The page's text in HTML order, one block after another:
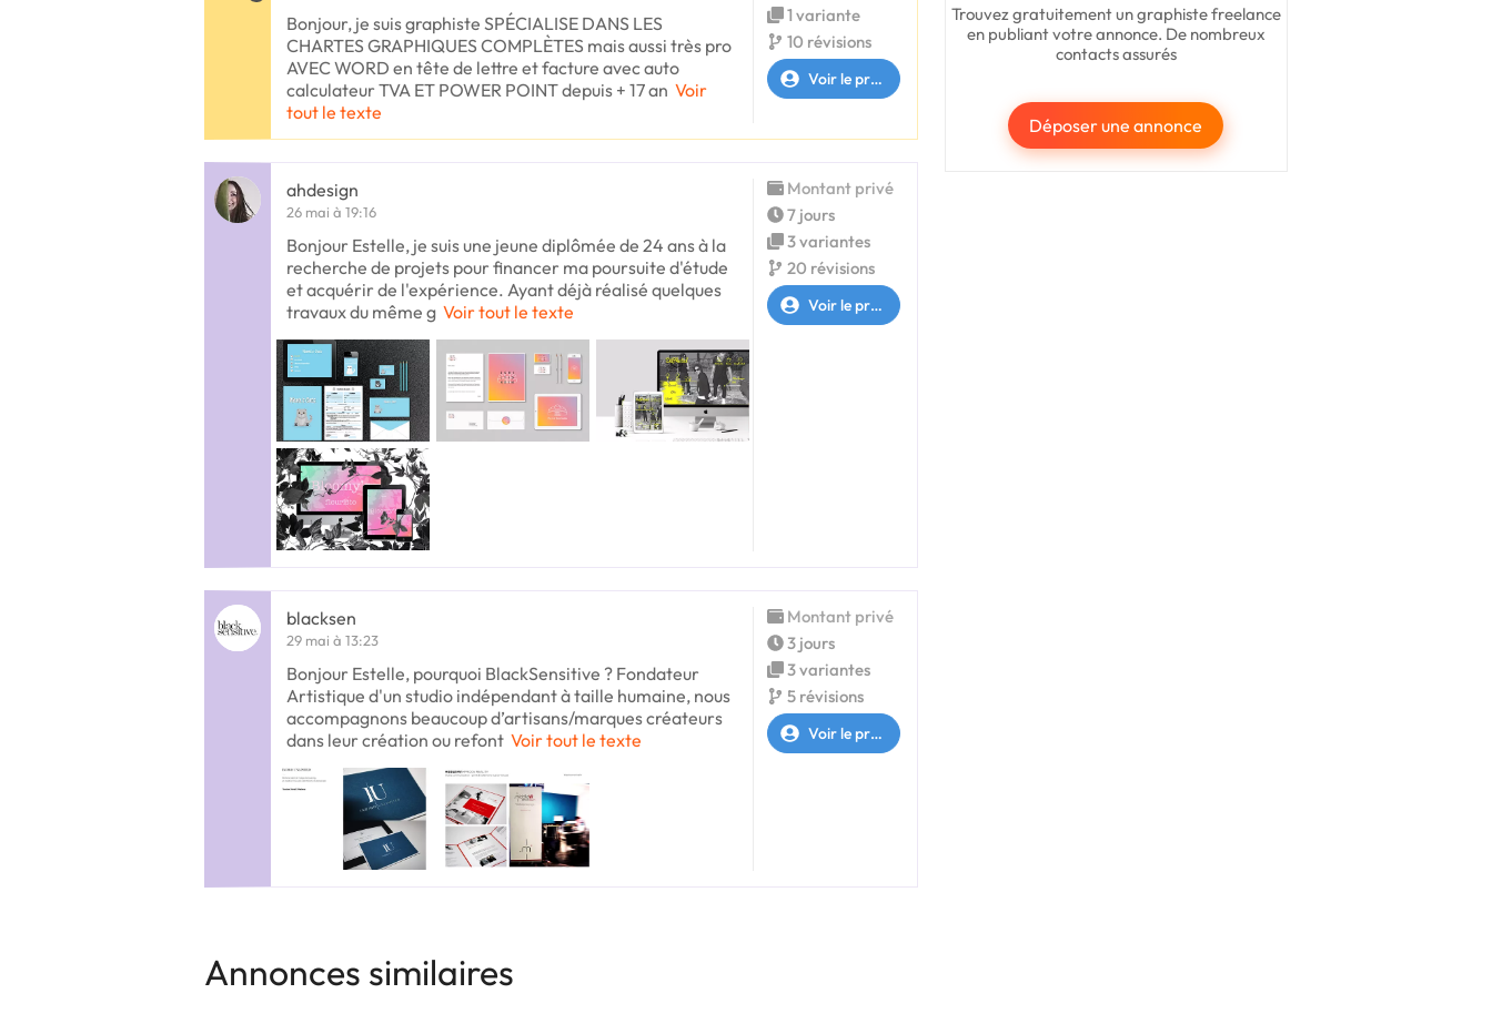
Trouvez gratuitement un graphiste freelance
en publiant votre annonce. De nombreux
contacts assurés
Déposer une annonce
Bonjour, je suis graphiste SPÉCIALISE DANS LES
CHARTES GRAPHIQUES COMPLÈTES mais aussi très pro
AVEC WORD en tête de lettre et facture avec auto
calculateur TVA ET POWER POINT depuis + 17 an Voir
tout le texte
1 variante
10 révisions
Voir le profil
ahdesign
26 mai à 19:16
Bonjour Estelle, je suis une jeune diplômée de 24 ans à la
recherche de projets pour financer ma poursuite d'étude
et acquérir de l'expérience. Ayant déjà réalisé quelques
travaux du même g Voir tout le texte
Montant privé
7 jours
3 variantes
20 révisions
Voir le profil
blacksen
29 mai à 13:23
Bonjour Estelle, pourquoi BlackSensitive ? Fondateur
Artistique d'un studio indépendant à taille humaine, nous
accompagnons beaucoup d’artisans/marques créateurs
dans leur création ou refont Voir tout le texte
Montant privé
3 jours
3 variantes
5 révisions
Voir le profil
Annonces similaires